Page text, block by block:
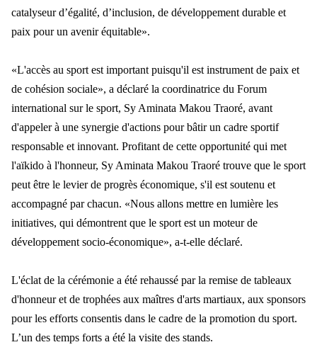
catalyseur d’égalité, d’inclusion, de développement durable et
paix pour un avenir équitable».
«L'accès au sport est important puisqu'il est instrument de paix et
de cohésion sociale», a déclaré la coordinatrice du Forum
international sur le sport, Sy Aminata Makou Traoré, avant
d'appeler à une synergie d'actions pour bâtir un cadre sportif
responsable et innovant. Profitant de cette opportunité qui met
l'aïkido à l'honneur, Sy Aminata Makou Traoré trouve que le sport
peut être le levier de progrès économique, s'il est soutenu et
accompagné par chacun. «Nous allons mettre en lumière les
initiatives, qui démontrent que le sport est un moteur de
développement socio-économique», a-t-elle déclaré.
L'éclat de la cérémonie a été rehaussé par la remise de tableaux
d'honneur et de trophées aux maîtres d'arts martiaux, aux sponsors
pour les efforts consentis dans le cadre de la promotion du sport.
L’un des temps forts a été la visite des stands.